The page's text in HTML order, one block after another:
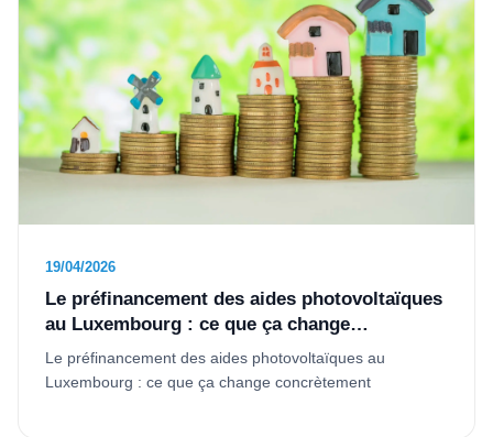
19/04/2026
Le préfinancement des aides photovoltaïques
au Luxembourg : ce que ça change
concrètement
Le préfinancement des aides photovoltaïques au
Luxembourg : ce que ça change concrètement